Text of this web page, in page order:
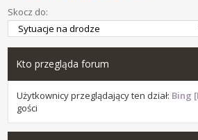
Skocz do:
Kto przegląda forum
Użytkownicy przeglądający ten dział: Bing
gości